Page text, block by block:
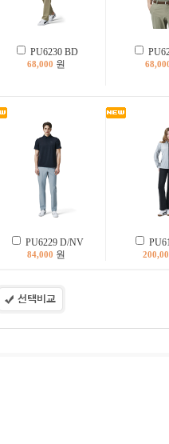
PU6230 BD
68,000 원
PU6229 D/NV
84,000 원